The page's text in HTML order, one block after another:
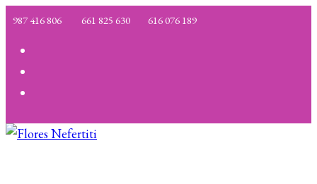
Ir
contenido
987 416 806 661 825 630 616 076 189